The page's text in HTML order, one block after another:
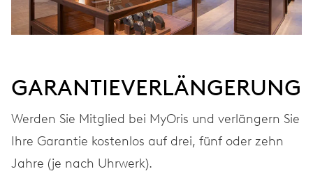
GARANTIEVERLÄNGERUNG
Werden Sie Mitglied bei MyOris und verlängern Sie
Ihre Garantie kostenlos auf drei, fünf oder zehn
Jahre (je nach Uhrwerk).